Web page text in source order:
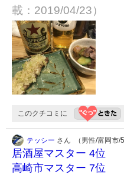
載：2019/04/23）
このクチコミに
テッシー さん （男性/富岡市/
居酒屋マスター 4位
高崎市マスター 7位